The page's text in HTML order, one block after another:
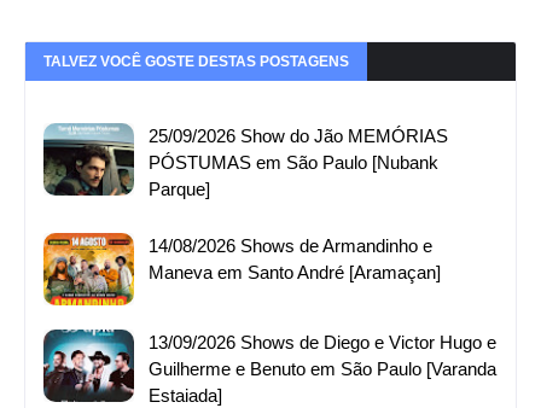
TALVEZ VOCÊ GOSTE DESTAS POSTAGENS
25/09/2026 Show do Jão MEMÓRIAS
PÓSTUMAS em São Paulo [Nubank
Parque]
14/08/2026 Shows de Armandinho e
Maneva em Santo André [Aramaçan]
13/09/2026 Shows de Diego e Victor Hugo e
Guilherme e Benuto em São Paulo [Varanda
Estaiada]